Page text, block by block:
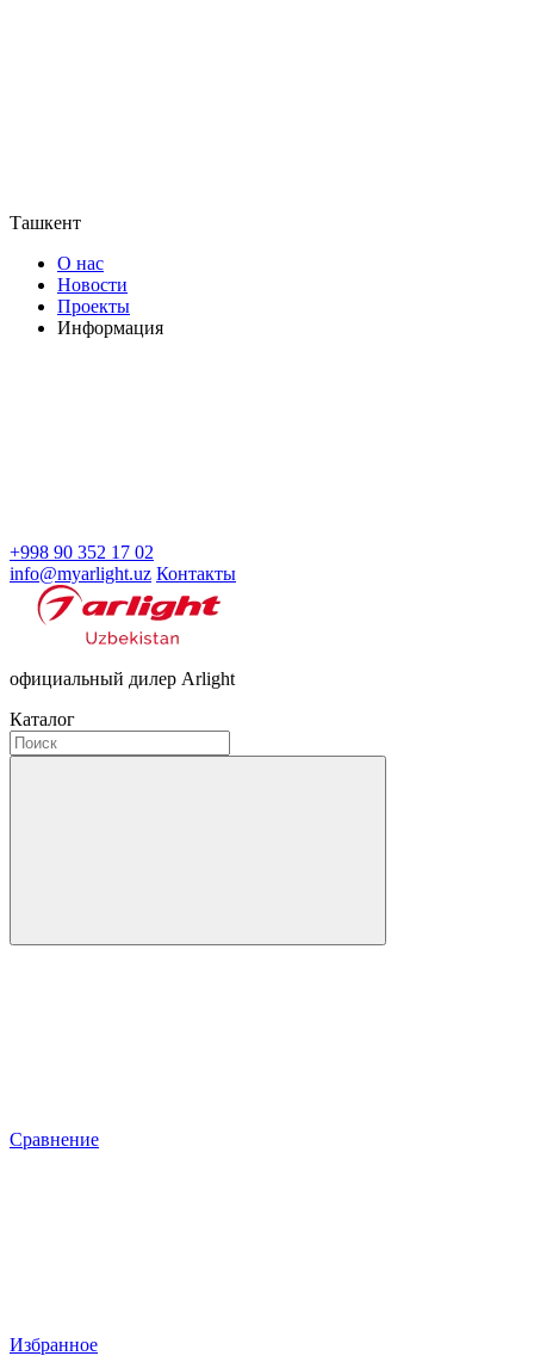
Ташкент
О нас
Новости
Проекты
Информация
+998 90 352 17 02
info@myarlight.uz Контакты
официальный дилер Arlight
Каталог
Сравнение
Избранное